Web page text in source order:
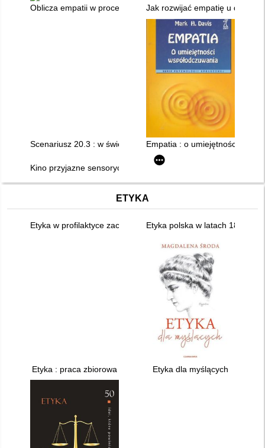
Oblicza empatii w procesie adaptacji do rodzicielstwa
Jak rozwijać empatię u dzieci?
Scenariusz 20.3 : w świecie osób niepełnosprawnych -
Empatia : o umiejętności
Kino przyjazne sensorycznie - nadwrażliwość, empatia i
ETYKA
Etyka w profilaktyce zachowań ryzykownych dzieci i młodzieży
Etyka polska w latach 1863-
Etyka : praca zbiorowa Etyka dla myślących